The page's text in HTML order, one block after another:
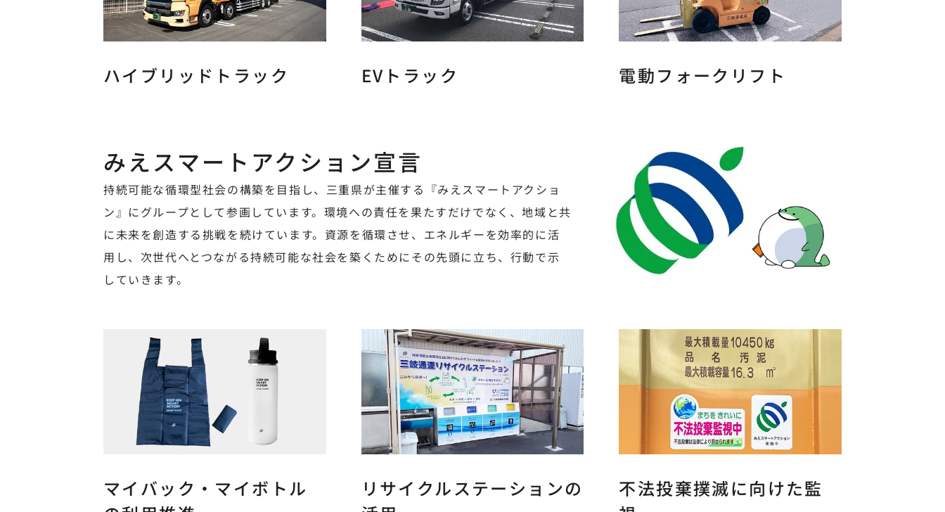
ハイブリッドトラック EVトラック 電動フォークリフト
みえスマートアクション宣言
持続可能な循環型社会の構築を目指し、三重県が主催する『みえスマートアクショ
ン』にグループとして参画しています。環境への責任を果たすだけでなく、地域と共
に未来を創造する挑戦を続けています。資源を循環させ、エネルギーを効率的に活
用し、次世代へとつながる持続可能な社会を築くためにその先頭に立ち、行動で示
していきます。
マイバック・マイボトル
リサイクルステーションの
不法投棄撲滅に向けた監